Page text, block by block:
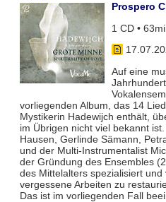
Prospero
1 CD •
Auf eine
vorliegenden Album, das 14
Mystikerin Hadewijch enthält,
im Übrigen nicht viel bekannt
Hausen, Gerlinde Sämann,
und der Multi-Instrumentalist
der Gründung des Ensembles
des Mittelalters spezialisiert und
vergessene Arbeiten zu
Das ist im vorliegenden Fall